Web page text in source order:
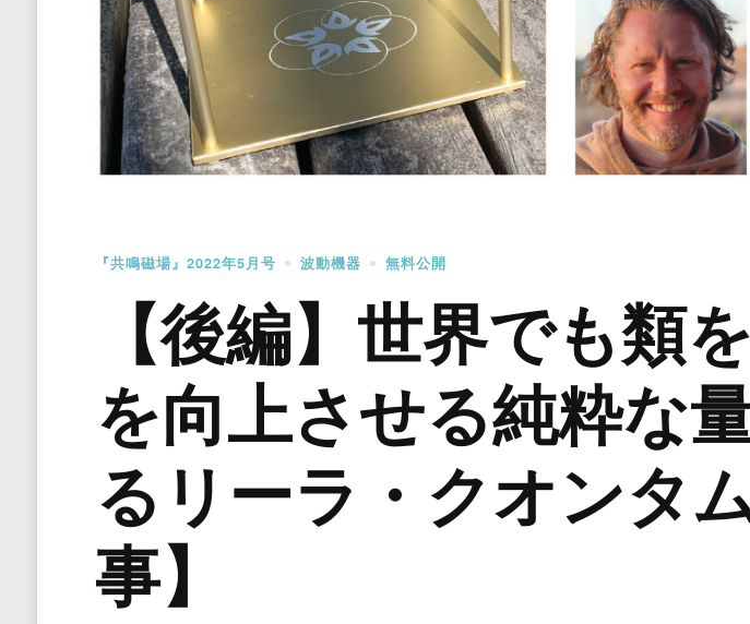
『共鳴磁場』2022年5月号 波動機器 無料公開
【後編】世界でも類
を向上させる純粋な
るリーラ・クオンタ
事】